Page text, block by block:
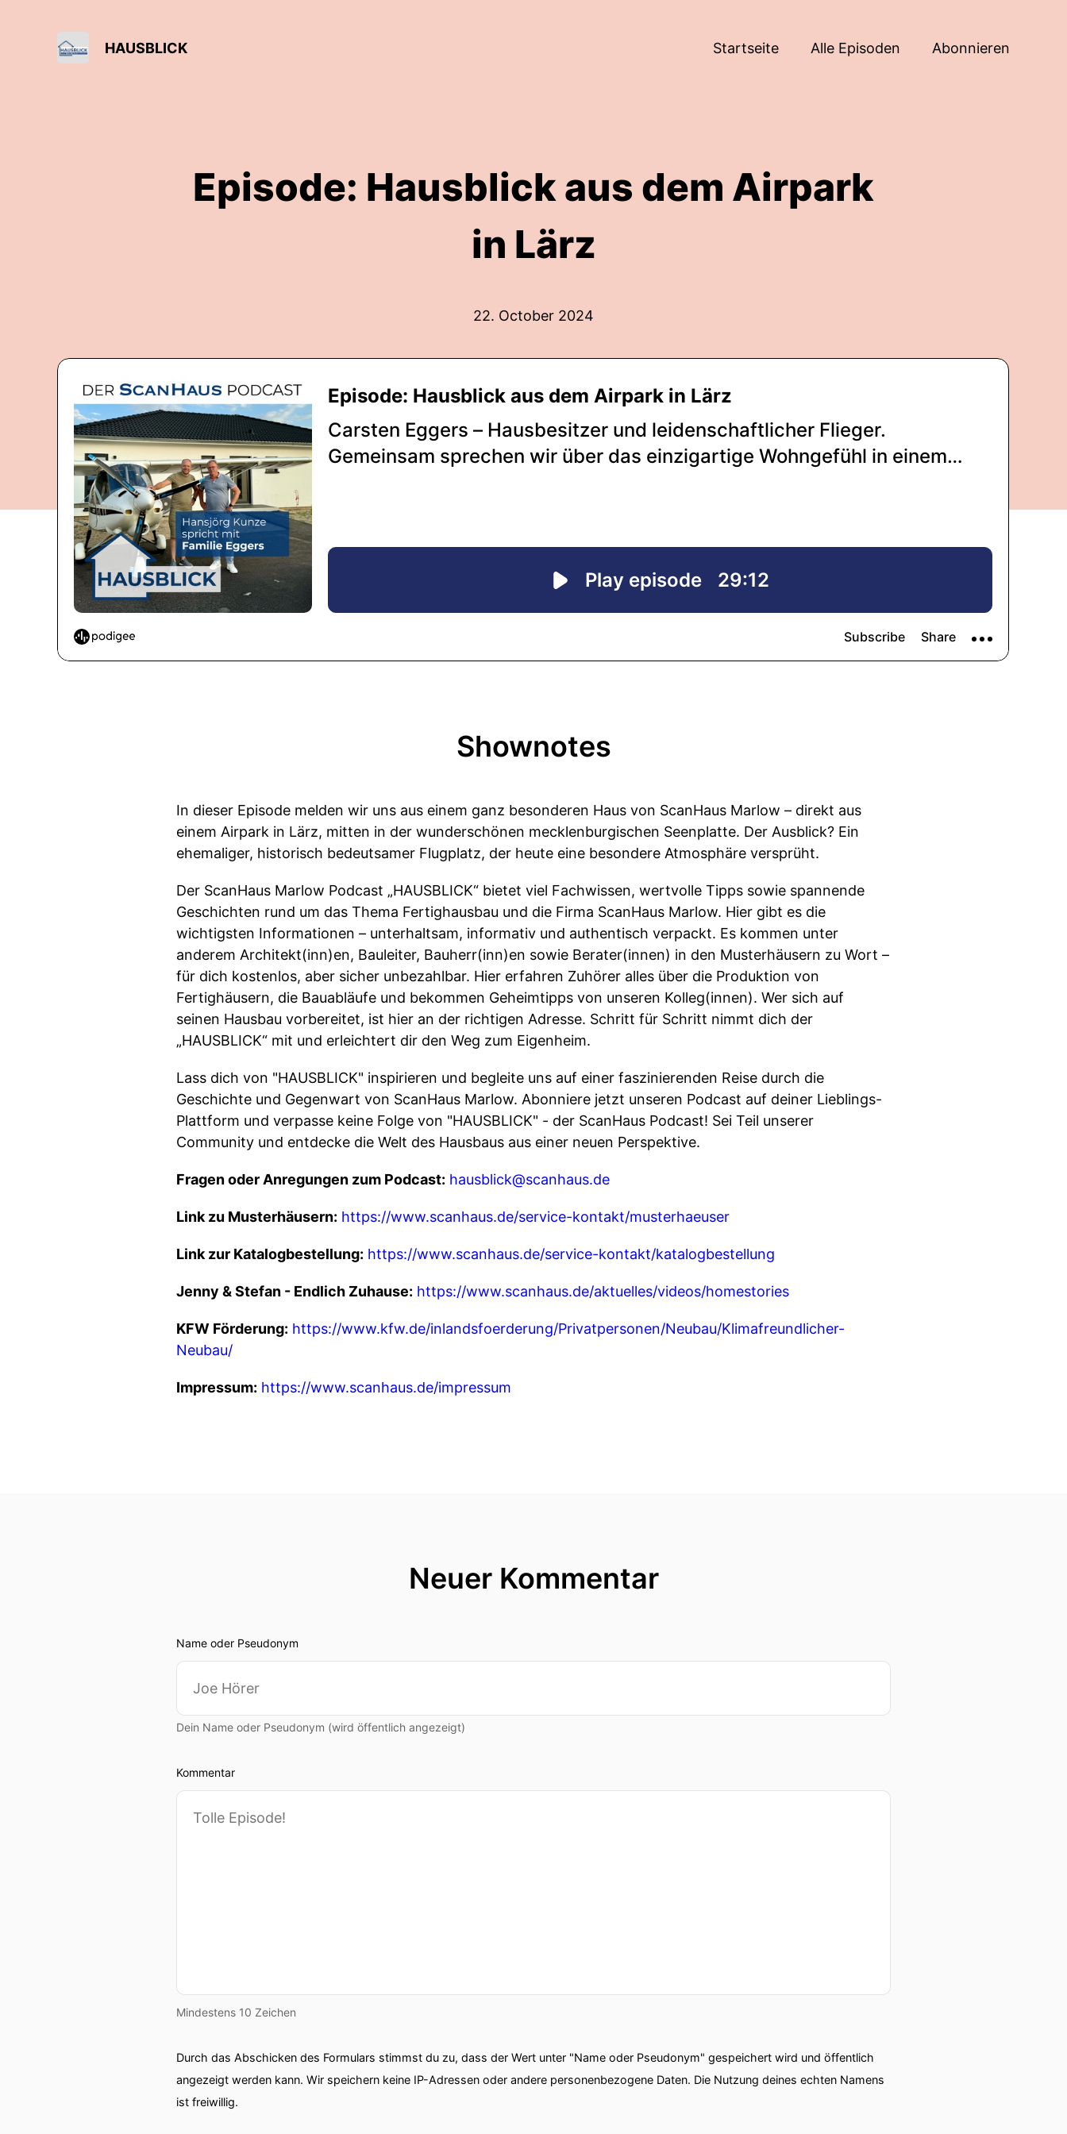
HAUSBLICK Startseite Alle Episoden Abonnieren
Episode: Hausblick aus dem Airpark
in Lärz
22. October 2024
Shownotes
In dieser Episode melden wir uns aus einem ganz besonderen Haus von ScanHaus Marlow – direkt aus
einem Airpark in Lärz, mitten in der wunderschönen mecklenburgischen Seenplatte. Der Ausblick? Ein
ehemaliger, historisch bedeutsamer Flugplatz, der heute eine besondere Atmosphäre versprüht.
Der ScanHaus Marlow Podcast „HAUSBLICK“ bietet viel Fachwissen, wertvolle Tipps sowie spannende
Geschichten rund um das Thema Fertighausbau und die Firma ScanHaus Marlow. Hier gibt es die
wichtigsten Informationen – unterhaltsam, informativ und authentisch verpackt. Es kommen unter
anderem Architekt(inn)en, Bauleiter, Bauherr(inn)en sowie Berater(innen) in den Musterhäusern zu Wort –
für dich kostenlos, aber sicher unbezahlbar. Hier erfahren Zuhörer alles über die Produktion von
Fertighäusern, die Bauabläufe und bekommen Geheimtipps von unseren Kolleg(innen). Wer sich auf
seinen Hausbau vorbereitet, ist hier an der richtigen Adresse. Schritt für Schritt nimmt dich der
„HAUSBLICK“ mit und erleichtert dir den Weg zum Eigenheim.
Lass dich von "HAUSBLICK" inspirieren und begleite uns auf einer faszinierenden Reise durch die
Geschichte und Gegenwart von ScanHaus Marlow. Abonniere jetzt unseren Podcast auf deiner Lieblings-
Plattform und verpasse keine Folge von "HAUSBLICK" - der ScanHaus Podcast! Sei Teil unserer
Community und entdecke die Welt des Hausbaus aus einer neuen Perspektive.
Fragen oder Anregungen zum Podcast: hausblick@scanhaus.de
Link zu Musterhäusern: https://www.scanhaus.de/service-kontakt/musterhaeuser
Link zur Katalogbestellung: https://www.scanhaus.de/service-kontakt/katalogbestellung
Jenny & Stefan - Endlich Zuhause: https://www.scanhaus.de/aktuelles/videos/homestories
KFW Förderung: https://www.kfw.de/inlandsfoerderung/Privatpersonen/Neubau/Klimafreundlicher-
Neubau/
Impressum: https://www.scanhaus.de/impressum
Neuer Kommentar
Name oder Pseudonym
Dein Name oder Pseudonym (wird öffentlich angezeigt)
Kommentar
Mindestens 10 Zeichen
Durch das Abschicken des Formulars stimmst du zu, dass der Wert unter "Name oder Pseudonym" gespeichert wird und öffentlich
angezeigt werden kann. Wir speichern keine IP-Adressen oder andere personenbezogene Daten. Die Nutzung deines echten Namens
ist freiwillig.